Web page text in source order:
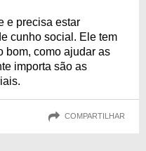
e precisa estar
cunho social. Ele tem
bom, como ajudar as
importa são as
COMPARTILHAR